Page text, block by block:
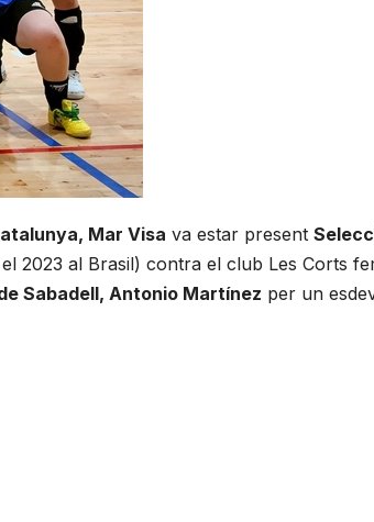
Mar Visa va estar present
2023 al Brasil) contra el club Les Corts
Sabadell, Antonio Martínez per un